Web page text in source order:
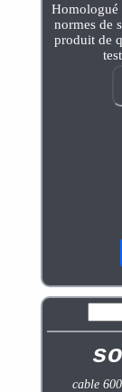
Homologué
normes de
produit de
cable